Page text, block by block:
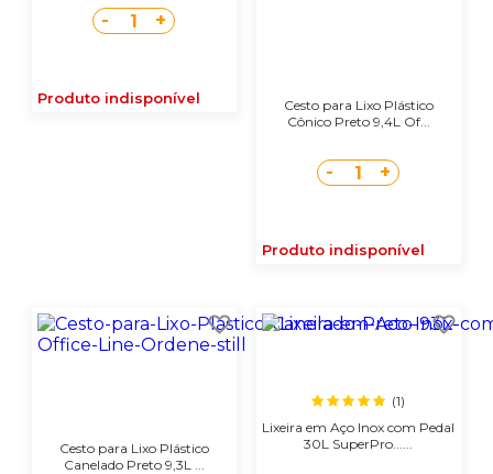
- 1 +
Produto indisponível
Cesto para Lixo Plástico
Cônico Preto 9,4L Of...
- 1 +
Produto indisponível
Cesto para Lixo Plástico
Canelado Preto 9,3L ...
(1)
Lixeira em Aço Inox com Pedal
30L SuperPro......